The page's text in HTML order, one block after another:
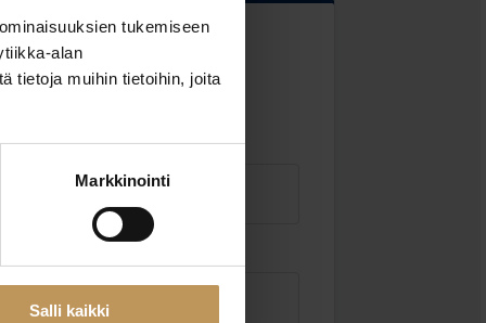
tukemiseen
alan
tietoja muihin tietoihin, joita
Markkinointi
Salli kaikki